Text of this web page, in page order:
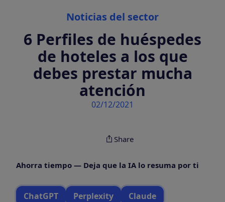
Noticias del sector
6 Perfiles de huéspedes
de hoteles a los que
debes prestar mucha
atención
02/12/2021
Share
Ahorra tiempo — Deja que la IA lo resuma por ti
ChatGPT Perplexity Claude